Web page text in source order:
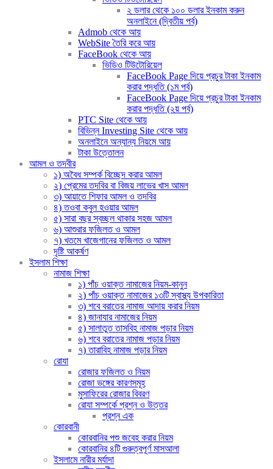
২ ডলার থেকে ১০০ ডলার ইনকাম করুন
অনলাইনে (দ্বিতীয় পর্ব)
Admob থেকে আয়
WebSite তৈরি করে আয়
FaceBook থেকে আয়
ভিডিও টিউটোরিয়েল
FaceBook Page দিয়ে প্রচুর টাকা ইনকাম
করার পদ্ধতি (১ম পর্ব)
FaceBook Page দিয়ে প্রচুর টাকা ইনকাম
করার পদ্ধতি (২য় পর্ব)
PTC Site থেকে আয়
বিভিন্ন Investing Site থেকে আয়
অনলাইনে অন্যান্য নিয়মে আয়
টাকা উত্তোলন
আমল ও তদবীর
১) অবৈধ সম্পর্ক বিচ্ছেদ করার আমল
২) প্রেমের তদবির বা বিজয় লাভের খাস আমল
৩) আয়াতে শিফার আমল ও তদবির
৪) তওবা কবুল হওয়ার আমল
৫) সারা বছর স্বচ্ছল থাকার সহজ আমল
৬) আশুরার ফজিলত ও আমল
৭) খতমে খাজেগানের ফজিলত ও আমল
দৃষ্টি আকর্ষণ
ইসলাম শিক্ষা
নামাজ শিক্ষা
১) পাঁচ ওয়াক্ত নামাজের নিয়ম-কানুন
২) পাঁচ ওয়াক্ত নামাজের ১৩টি স্বাস্থ্য উপকারিতা
৩) শবে বরাতের নামাজ আদায় করার নিয়ম
৪) জানাযার নামাজের নিয়ম
৫) সালাতুত তাসবিহ নামাজ পড়ার নিয়ম
৬) শবে বরাতের নামাজ পড়ার নিয়ম
৭) তারাবিহ নামাজ পড়ার নিয়ম
রোযা
রোজার ফজিলত ও নিয়ম
রোজা ভঙ্গের কারণসমূহ
মুসাফিরের রোজার বিবরণ
রোযা সম্পর্কে প্রশ্ন ও উত্তর
প্রশ্ন এক
কোরবানী
কোরবানির পশু জবেহ করার নিয়ম
কোরবানির ৪টি গুরুত্বপূর্ণ মাসআলা
ইসলামে নারীর মর্যাদা